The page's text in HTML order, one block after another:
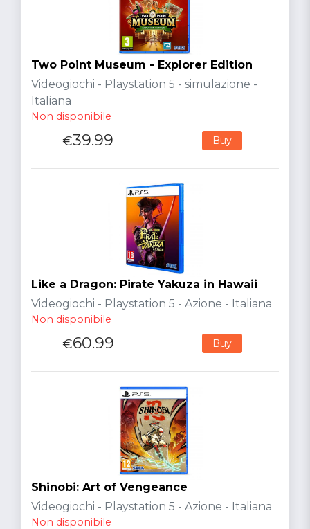
Two Point Museum - Explorer Edition
Videogiochi - Playstation 5 - simulazione -
Italiana
Non disponibile
€39.99 Buy
Like a Dragon: Pirate Yakuza in Hawaii
Videogiochi - Playstation 5 - Azione - Italiana
Non disponibile
€60.99 Buy
Shinobi: Art of Vengeance
Videogiochi - Playstation 5 - Azione - Italiana
Non disponibile